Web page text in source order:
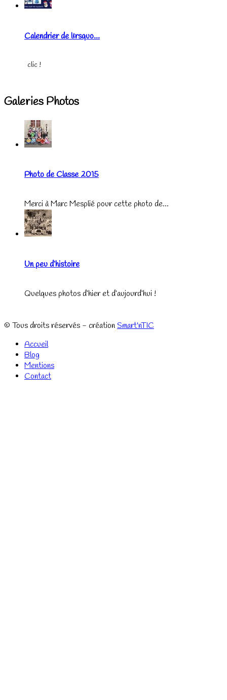
Calendrier de l&rsquo...
clic !
Galeries Photos
Photo de Classe 2015
Merci à Marc Mesplié pour cette photo de...
Un peu d’histoire
Quelques photos d’hier et d’aujourd’hui !
© Tous droits réservés - création Smart'nTIC
Accueil
Blog
Mentions
Contact